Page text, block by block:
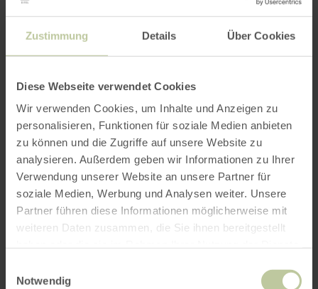
Zustimmung Details Über Cookies
Diese Webseite verwendet Cookies
Wir verwenden Cookies, um Inhalte und Anzeigen zu
personalisieren, Funktionen für soziale Medien anbieten
zu können und die Zugriffe auf unsere Website zu
analysieren. Außerdem geben wir Informationen zu Ihrer
Verwendung unserer Website an unsere Partner für
soziale Medien, Werbung und Analysen weiter. Unsere
Partner führen diese Informationen möglicherweise mit
weiteren Daten zusammen, die Sie ihnen bereitgestellt
Notwendig